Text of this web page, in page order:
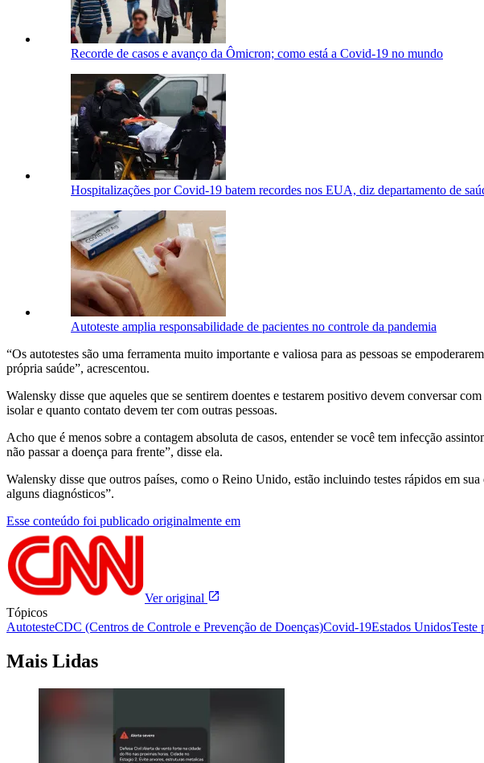
Recorde de casos e avanço da Ômicron; como está a Covid-19 no mundo
Hospitalizações por Covid-19 batem recordes nos EUA, diz departamento de
Autoteste amplia responsabilidade de pacientes no controle da pandemia
“Os autotestes são uma ferramenta muito importante e valiosa para as pessoas se
própria saúde”, acrescentou.
Walensky disse que aqueles que se sentirem doentes e testarem positivo devem conversar
isolar e quanto contato devem ter com outras pessoas.
Acho que é menos sobre a contagem absoluta de casos, entender se você tem infecção
não passar a doença para frente”, disse ela.
Walensky disse que outros países, como o Reino Unido, estão incluindo testes rápidos em
alguns diagnósticos”.
Esse conteúdo foi publicado originalmente em
Ver original
Tópicos
AutotesteCDC (Centros de Controle e Prevenção de Doenças)Covid-19Estados UnidosTeste
Mais Lidas